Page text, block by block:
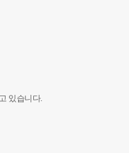
있습니다.